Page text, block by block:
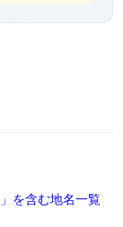
」を含む地名一覧